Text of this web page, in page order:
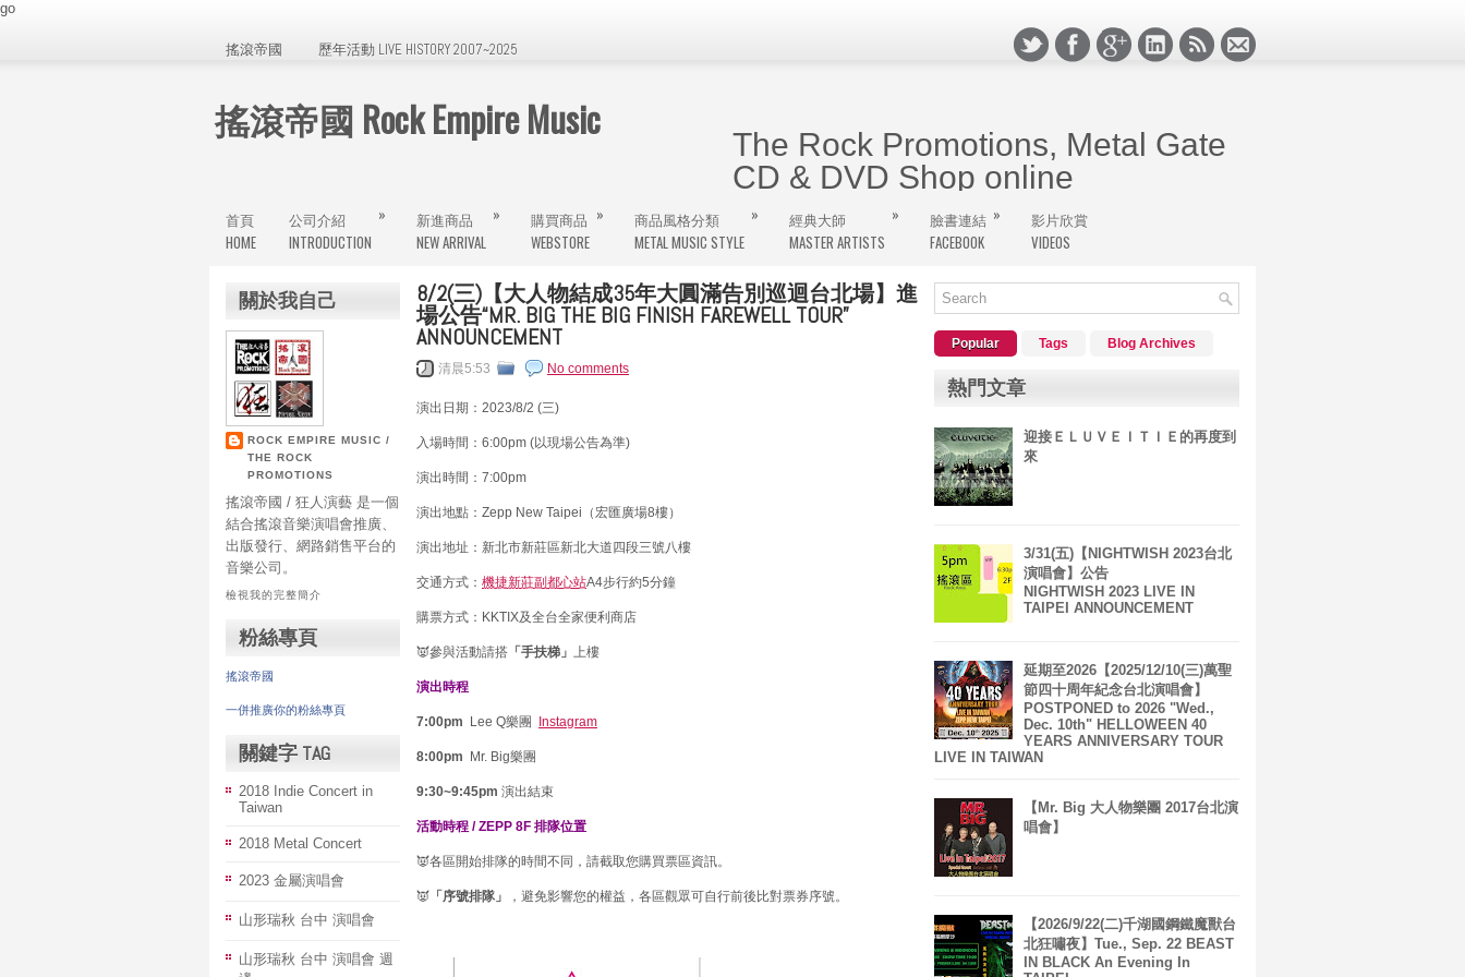
go
搖滾帝國 歷年活動 LIVE HISTORY 2007~2025
搖滾帝國 Rock Empire Music
The Rock Promotions, Metal Gate
CD & DVD Shop online
曾經在The Wall、饒河街旁的金屬極境挖寶的搖滾客們，堅持的心永遠不滅，新版的
網購將逐步更新，大家千萬記得這個屬於搖滾客的天地。
首頁
HOME
公司介紹
INTRODUCTION
»
新進商品
NEW ARRIVAL
»
購買商品
WEBSTORE
»
商品風格分類
METAL MUSIC STYLE
»
經典大師
MASTER ARTISTS
»
臉書連結
FACEBOOK
»
影片欣賞
VIDEOS
關於我自己
ROCK EMPIRE MUSIC /
THE ROCK
PROMOTIONS
搖滾帝國 / 狂人演藝 是一個
結合搖滾音樂演唱會推廣、
出版發行、網路銷售平台的
音樂公司。
檢視我的完整簡介
粉絲專頁
搖滾帝國
一併推廣你的粉絲專頁
關鍵字 TAG
2018 Indie Concert in
Taiwan
2018 Metal Concert
2023 金屬演唱會
山形瑞秋 台中 演唱會
山形瑞秋 台中 演唱會 週
8/2(三)【大人物結成35年大圓滿告別巡迴台北場】進
場公告“MR. BIG THE BIG FINISH FAREWELL TOUR”
ANNOUNCEMENT
清晨5:53 No comments
演出日期：2023/8/2 (三)
入場時間：6:00pm (以現場公告為準)
演出時間：7:00pm
演出地點：Zepp New Taipei（宏匯廣場8樓）
演出地址：新北市新莊區新北大道四段三號八樓
交通方式： 機捷新莊副都心站A4步行約5分鐘
購票方式：KKTIX及全台全家便利商店
👿參與活動請搭 「 手扶梯 」 上樓
演出時程
7:00pm Lee Q樂團 Instagram
8:00pm Mr. Big樂團
9:30~9:45pm 演出結束
活動時程 / ZEPP 8F 排隊位置
👿各區開始排隊的時間不同，請截取您購買票區資訊。
👿 「序號排隊」 ，避免影響您的權益，各區觀眾可自行前後比對票券序號。
Popular Tags Blog Archives
熱門文章
迎接ＥＬＵＶＥＩＴＩＥ的再度到
來
3/31(五)【NIGHTWISH 2023台北
演唱會】公告
NIGHTWISH 2023 LIVE IN
TAIPEI ANNOUNCEMENT
延期至2026【2025/12/10(三)萬聖
節四十周年紀念台北演唱會】
POSTPONED to 2026 "Wed.,
Dec. 10th" HELLOWEEN 40
YEARS ANNIVERSARY TOUR
LIVE IN TAIWAN
【Mr. Big 大人物樂團 2017台北演
唱會】
【2026/9/22(二)千湖國鋼鐵魔獸台
北狂嘯夜】Tue., Sep. 22 BEAST
IN BLACK An Evening In